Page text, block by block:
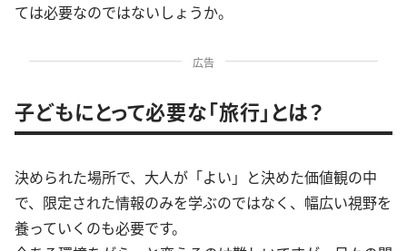
ては必要なのではないしょうか。
広告
子どもにとって必要な「旅行」とは？
決められた場所で、大人が「よい」と決めた価値観の中
で、限定された情報のみを学ぶのではなく、幅広い視野を
養っていくのも必要です。